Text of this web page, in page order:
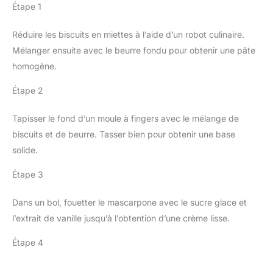
Étape 1
Réduire les biscuits en miettes à l’aide d’un robot culinaire.
Mélanger ensuite avec le beurre fondu pour obtenir une pâte
homogène.
Étape 2
Tapisser le fond d’un moule à fingers avec le mélange de
biscuits et de beurre. Tasser bien pour obtenir une base
solide.
Étape 3
Dans un bol, fouetter le mascarpone avec le sucre glace et
l’extrait de vanille jusqu’à l’obtention d’une crème lisse.
Étape 4